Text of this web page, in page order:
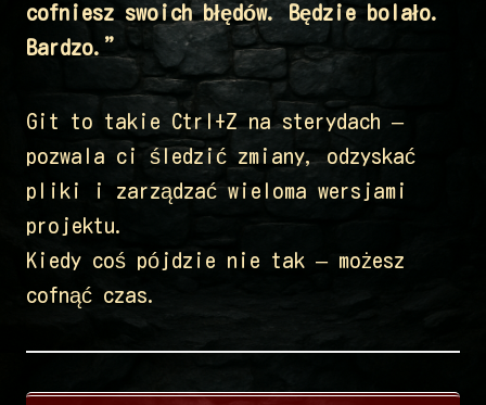
cofniesz swoich błędów. Będzie bolało.
Bardzo.”
Git to takie Ctrl+Z na sterydach –
pozwala ci śledzić zmiany, odzyskać
pliki i zarządzać wieloma wersjami
projektu.
Kiedy coś pójdzie nie tak – możesz
cofnąć czas.